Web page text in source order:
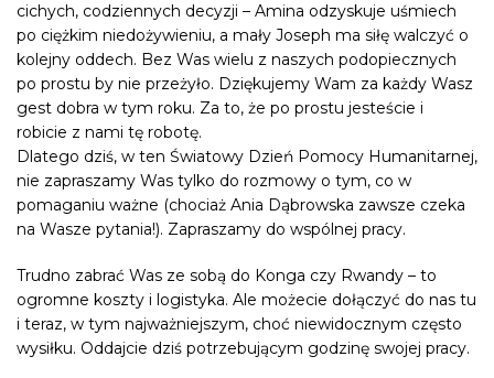
cichych, codziennych decyzji – Amina odzyskuje uśmiech
po ciężkim niedożywieniu, a mały Joseph ma siłę walczyć o
kolejny oddech. Bez Was wielu z naszych podopiecznych
po prostu by nie przeżyło. Dziękujemy Wam za każdy Wasz
gest dobra w tym roku. Za to, że po prostu jesteście i
robicie z nami tę robotę.
Dlatego dziś, w ten Światowy Dzień Pomocy Humanitarnej,
nie zapraszamy Was tylko do rozmowy o tym, co w
pomaganiu ważne (chociaż Ania Dąbrowska zawsze czeka
na Wasze pytania!). Zapraszamy do wspólnej pracy.
Trudno zabrać Was ze sobą do Konga czy Rwandy – to
ogromne koszty i logistyka. Ale możecie dołączyć do nas tu
i teraz, w tym najważniejszym, choć niewidocznym często
wysiłku. Oddajcie dziś potrzebującym godzinę swojej pracy.